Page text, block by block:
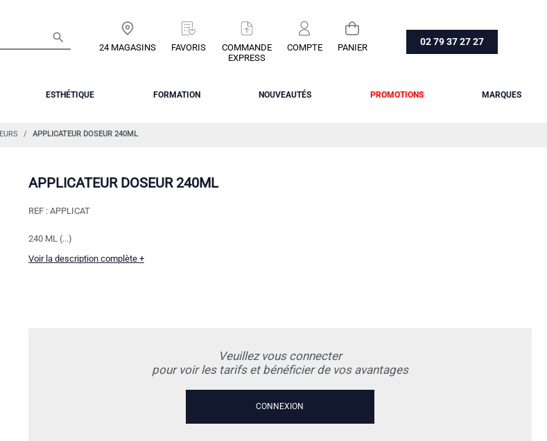

24 MAGASINS FAVORIS
COMMANDE
EXPRESS
COMPTE PANIER
02 79 37 27 27
ESTHÉTIQUE FORMATION NOUVEAUTÉS PROMOTIONS MARQUES
APPLICATEUR DOSEUR 240ML
APPLICATEUR DOSEUR 240ML
REF : APPLICAT
240 ML (...)
Voir la description complète +
Veuillez vous connecter
pour voir les tarifs et bénéficier de vos avantages
CONNEXION